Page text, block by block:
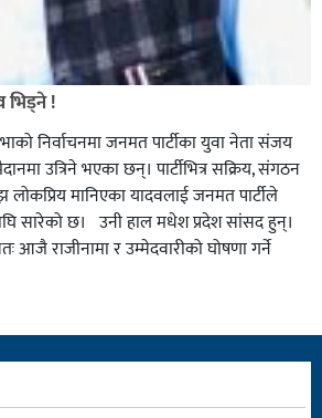
भिड्ने !
निर्वाचनमा जनमत पार्टीका युवा नेता संजय
उत्रिने भएका छन्। पार्टीभित्र सक्रिय, संगठन
लोकप्रिय मानिएका यादवलाई जनमत पार्टीले
सारेको छ। उनी हाल मधेश प्रदेश सांसद हुन्।
आजै राजीनामा र उम्मेदवारीको घोषणा गर्ने